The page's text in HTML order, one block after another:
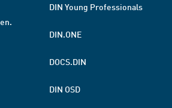
DIN Young Professionals
DIN.ONE
DOCS.DIN
DIN OSD